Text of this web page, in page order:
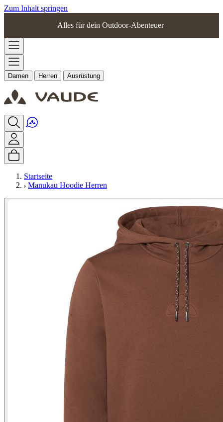
Zum Inhalt springen
Alles für dein Outdoor-Abenteuer
Damen Herren Ausrüstung
Startseite
Manukau Hoodie Herren